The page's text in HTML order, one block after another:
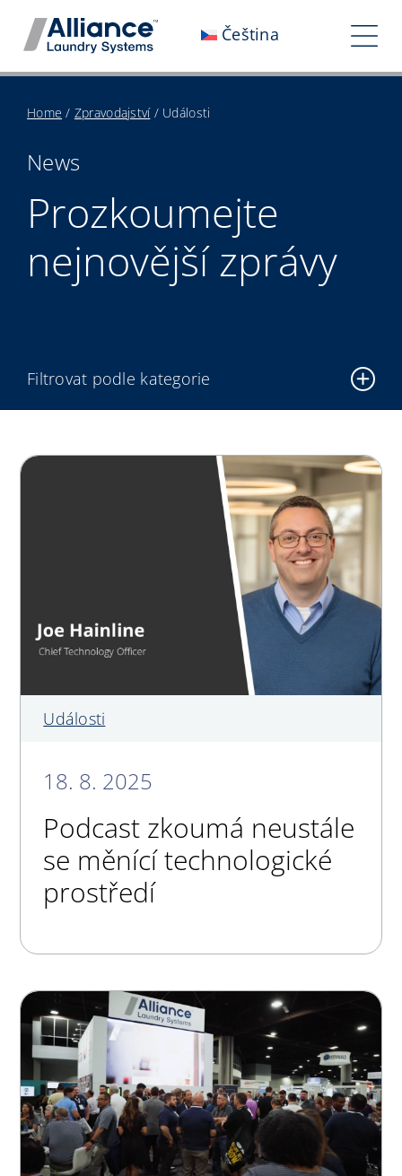
Čeština
Kariéra
Zpravodajství
Kontaktujte nás
My Alliance
Home / Zpravodajství/ Události
News
Prozkoumejte
nejnovější zprávy
Filtrovat podle kategorie
Události
18. 8. 2025
Podcast zkoumá neustále
se měnící technologické
prostředí